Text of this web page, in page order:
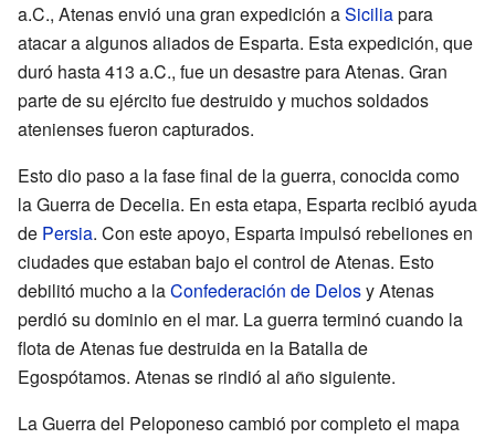
a.C., Atenas envió una gran expedición aSiciliapara
atacar a algunos aliados de Esparta. Esta expedición, que
duró hasta 413 a.C., fue un desastre para Atenas. Gran
parte de su ejército fue destruido y muchos soldados
atenienses fueron capturados.
Esto dio paso a la fase final de la guerra, conocida como
la Guerra de Decelia. En esta etapa, Esparta recibió ayuda
de Persia. Con este apoyo, Esparta impulsó rebeliones en
ciudades que estaban bajo el control de Atenas. Esto
debilitó mucho a laConfederación de Delosy Atenas
perdió su dominio en el mar. La guerra terminó cuando la
flota de Atenas fue destruida en la Batalla de
Egospótamos. Atenas se rindió al año siguiente.
La Guerra del Peloponeso cambió por completo el mapa